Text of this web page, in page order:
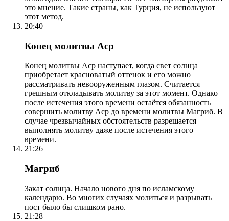
это мнение. Такие страны, как Турция, не используют
этот метод.
20:40
Конец молитвы Аср
Конец молитвы Аср наступает, когда свет солнца
приобретает красноватый оттенок и его можно
рассматривать невооруженным глазом. Считается
грешным откладывать молитву за этот момент. Однако
после истечения этого времени остаётся обязанность
совершить молитву Аср до времени молитвы Магриб. В
случае чрезвычайных обстоятельств разрешается
выполнять молитву даже после истечения этого
времени.
21:26
Магриб
Закат солнца. Начало нового дня по исламскому
календарю. Во многих случаях молиться и разрывать
пост было бы слишком рано.
21:28